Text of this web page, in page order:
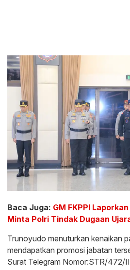
Baca Juga: GM FKPPI
Minta Polri Tindak Dugaan
Trunoyudo menuturkan kenaikan
mendapatkan promosi jabatan
Surat Telegram Nomor:STR/472/